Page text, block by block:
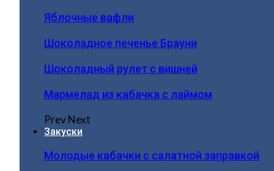
Яблочные вафли
Шоколадное печенье Брауни
Шоколадный рулет с вишней
Мармелад из кабачка с лаймом
PrevNext
Закуски
Молодые кабачки с салатной заправкой